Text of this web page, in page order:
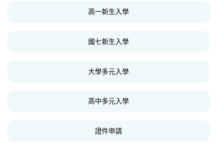
高一新生入學
國七新生入學
大學多元入學
高中多元入學
證件申請